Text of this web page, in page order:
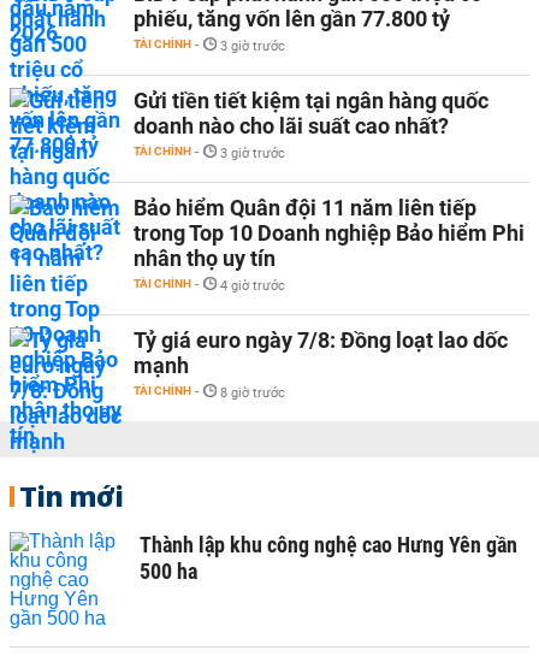
phiếu, tăng vốn lên gần 77.800 tỷ
TÀI CHÍNH - 3 giờ trước
Gửi tiền tiết kiệm tại ngân hàng quốc
doanh nào cho lãi suất cao nhất?
TÀI CHÍNH - 3 giờ trước
Bảo hiểm Quân đội 11 năm liên tiếp
trong Top 10 Doanh nghiệp Bảo hiểm Phi
nhân thọ uy tín
TÀI CHÍNH - 4 giờ trước
Tỷ giá euro ngày 7/8: Đồng loạt lao dốc
mạnh
TÀI CHÍNH - 8 giờ trước
Tin mới
Thành lập khu công nghệ cao Hưng Yên gần
500 ha